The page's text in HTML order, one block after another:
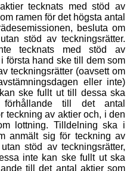
tecknats med stöd av
ramen för det högsta antal
besluta om
stöd av teckningsrätter.
tecknats med stöd av
första hand ske till dem som
teckningsrätter (oavsett om
eller inte)
ske fullt ut till dessa ska
till det antal
teckning av aktier och, i den
lottning. Tilldelning ska i
anmält sig för teckning av
stöd av teckningsrätter,
inte kan ske fullt ut ska
till det antal aktier som